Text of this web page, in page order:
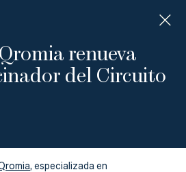
renueva
del Circuito
, especializada en